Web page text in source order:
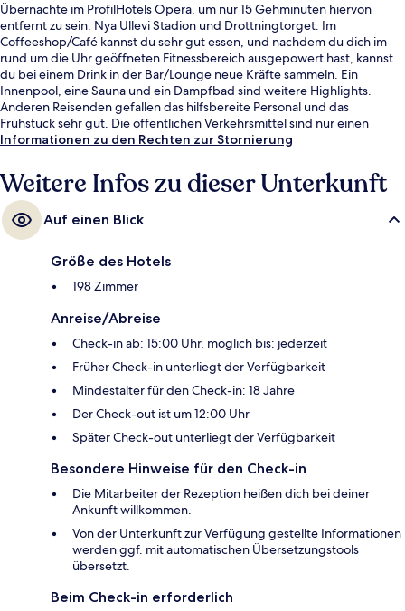
Übernachte im ProfilHotels Opera, um nur 15 Gehminuten hiervon
entfernt zu sein: Nya Ullevi Stadion und Drottningtorget. Im
Coffeeshop/Café kannst du sehr gut essen, und nachdem du dich im
rund um die Uhr geöffneten Fitnessbereich ausgepowert hast, kannst
du bei einem Drink in der Bar/Lounge neue Kräfte sammeln. Ein
Innenpool, eine Sauna und ein Dampfbad sind weitere Highlights.
Anderen Reisenden gefallen das hilfsbereite Personal und das
Frühstück sehr gut. Die öffentlichen Verkehrsmittel sind nur einen
kurzen Fußmarsch entfernt: Zur Straßenbahnhaltestelle Nordstan sind
2 Minuten.
Informationen zu den Rechten zur Stornierung
Weitere Infos zu dieser Unterkunft
Auf einen Blick
Größe des Hotels
198 Zimmer
Anreise/Abreise
Check-in ab: 15:00 Uhr, möglich bis: jederzeit
Früher Check-in unterliegt der Verfügbarkeit
Mindestalter für den Check-in: 18 Jahre
Der Check-out ist um 12:00 Uhr
Später Check-out unterliegt der Verfügbarkeit
Besondere Hinweise für den Check-in
Die Mitarbeiter der Rezeption heißen dich bei deiner
Ankunft willkommen.
Von der Unterkunft zur Verfügung gestellte Informationen
werden ggf. mit automatischen Übersetzungstools
übersetzt.
Beim Check-in erforderlich